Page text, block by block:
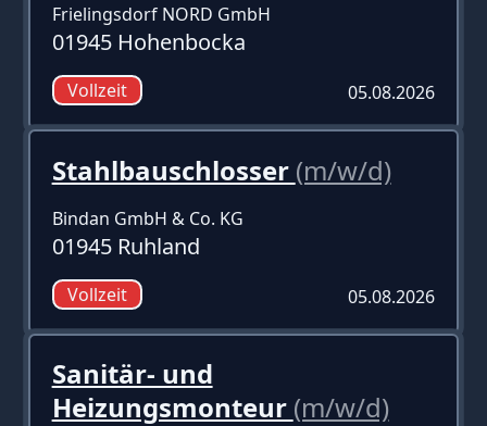
Frielingsdorf NORD GmbH
01945 Hohenbocka
Vollzeit 05.08.2026
Stahlbauschlosser (m/w/d)
Bindan GmbH & Co. KG
01945 Ruhland
Vollzeit 05.08.2026
Sanitär- und
Heizungsmonteur (m/w/d)